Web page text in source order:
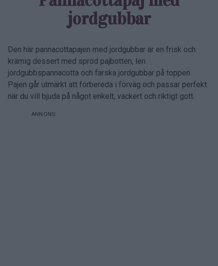
jordgubbar
Den här pannacottapajen med jordgubbar är en frisk och
krämig dessert med spröd pajbotten, len
jordgubbspannacotta och färska jordgubbar på toppen.
Pajen går utmärkt att förbereda i förväg och passar perfekt
när du vill bjuda på något enkelt, vackert och riktigt gott.